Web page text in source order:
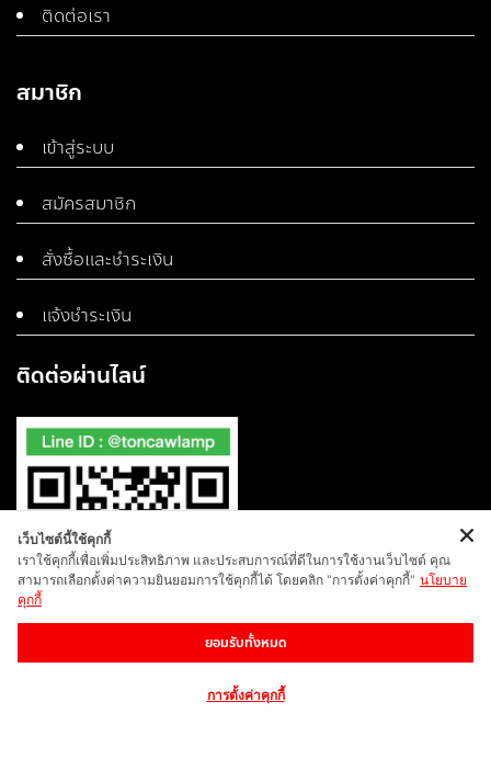
ติดต่อเรา
สมาชิก
เข้าสู่ระบบ
สมัครสมาชิก
สั่งซื้อและชำระเงิน
แจ้งชำระเงิน
ติดต่อผ่านไลน์
เว็บไซต์นี้ใช้คุกกี้
เราใช้คุกกี้เพื่อเพิ่มประสิทธิภาพ และประสบการณ์ที่ดีในการใช้งานเว็บไซต์ คุณ
สามารถเลือกตั้งค่าความยินยอมการใช้คุกกี้ได้ โดยคลิก "การตั้งค่าคุกกี้" นโยบาย
คุกกี้
ยอมรับทั้งหมด
การตั้งค่าคุกกี้